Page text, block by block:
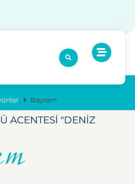
Bayram
ACENTESI "DENIZ